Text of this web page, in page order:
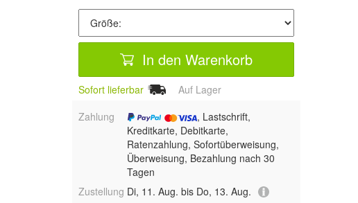
In den Warenkorb
Sofort lieferbar
Auf Lager
Zahlung
, Lastschrift,
Kreditkarte, Debitkarte,
Ratenzahlung, Sofortüberweisung,
Überweisung, Bezahlung nach 30
Tagen
Zustellung Di, 11. Aug. bis Do, 13. Aug.